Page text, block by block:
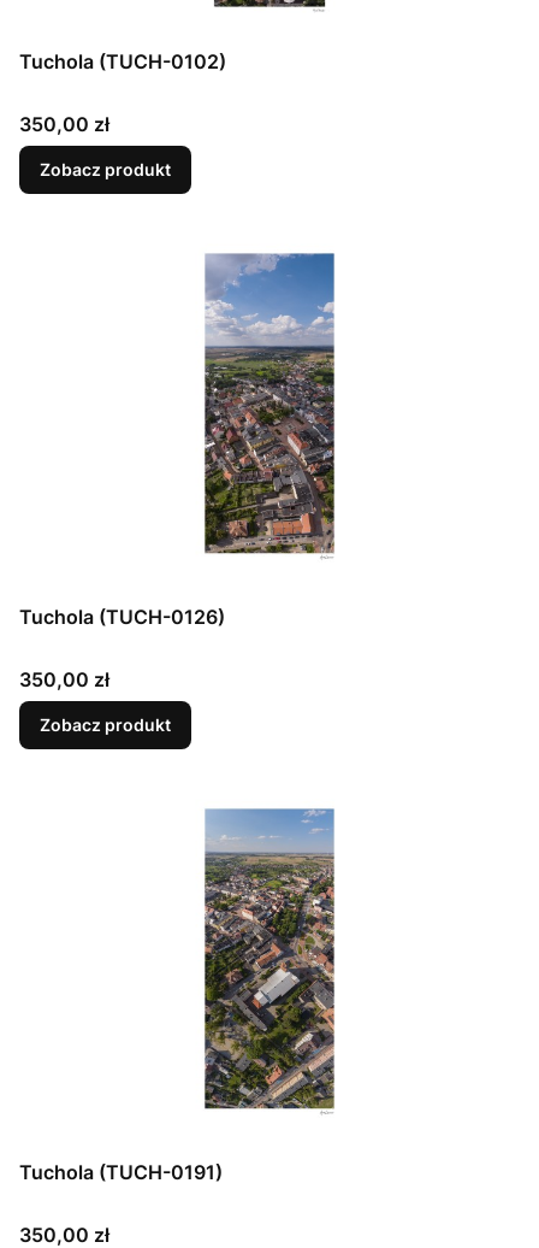
Tuchola (TUCH-0102)
Cena
350,00 zł
Zobacz produkt
Tuchola (TUCH-0126)
Cena
350,00 zł
Zobacz produkt
Tuchola (TUCH-0191)
Cena
350,00 zł